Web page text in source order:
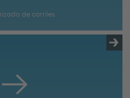
de carriles